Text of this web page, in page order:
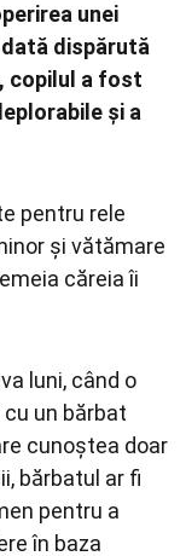
unei
dispărută
copilul a fost
și a
pentru rele
și vătămare
căreia îi
luni, când o
un bărbat
cunoștea doar
bărbatul ar fi
pentru a
în baza